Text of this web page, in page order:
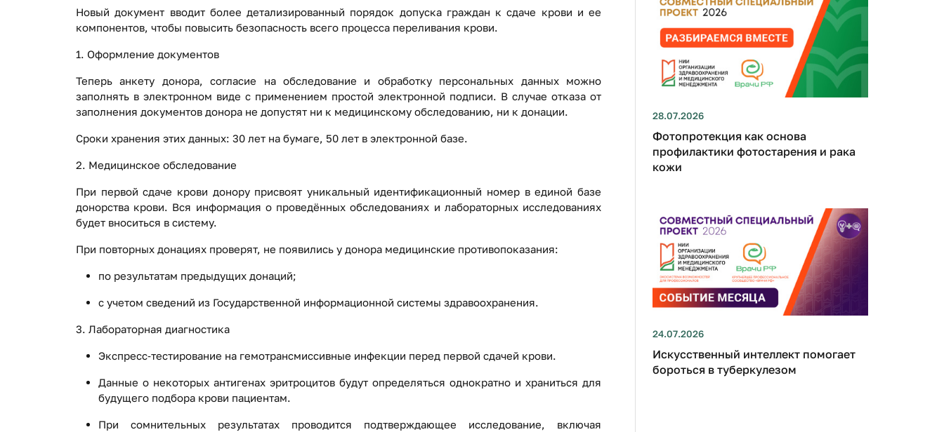
Новый документ вводит более детализированный порядок допуска граждан к сдаче крови и ее
компонентов, чтобы повысить безопасность всего процесса переливания крови.
1. Оформление документов
Теперь анкету донора, согласие на обследование и обработку персональных данных можно
заполнять в электронном виде с применением простой электронной подписи. В случае отказа от
заполнения документов донора не допустят ни к медицинскому обследованию, ни к донации.
Сроки хранения этих данных: 30 лет на бумаге, 50 лет в электронной базе.
2. Медицинское обследование
При первой сдаче крови донору присвоят уникальный идентификационный номер в единой базе
донорства крови. Вся информация о проведённых обследованиях и лабораторных исследованиях
будет вноситься в систему.
При повторных донациях проверят, не появились у донора медицинские противопоказания:
по результатам предыдущих донаций;
с учетом сведений из Государственной информационной системы здравоохранения.
3. Лабораторная диагностика
Экспресс‑тестирование на гемотрансмиссивные инфекции перед первой сдачей крови.
Данные о некоторых антигенах эритроцитов будут определяться однократно и храниться для
будущего подбора крови пациентам.
При сомнительных результатах проводится подтверждающее исследование, включая
28.07.2026
Фотопротекция как основа
профилактики фотостарения и рака
кожи
24.07.2026
Искусственный интеллект помогает
бороться в туберкулезом